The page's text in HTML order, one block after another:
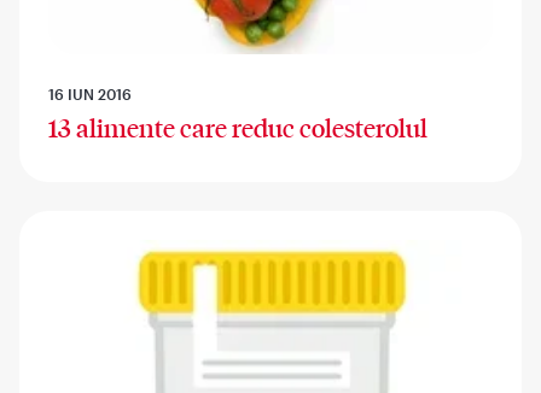
16 IUN 2016
13 alimente care reduc colesterolul